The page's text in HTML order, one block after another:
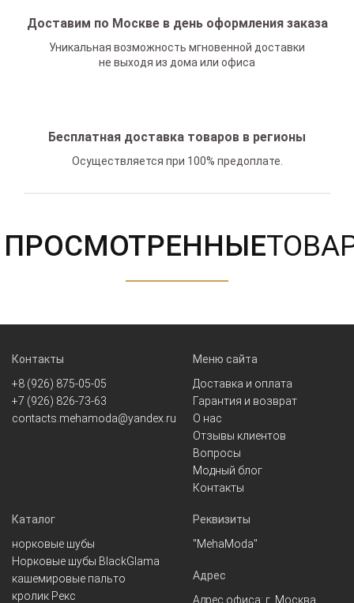
Доставим по Москве в день оформления заказа
Уникальная возможность мгновенной доставки
не выходя из дома или офиса
Бесплатная доставка товаров в регионы
Осуществляется при 100% предоплате.
ПРОСМОТРЕННЫЕ
Контакты
+8 (926) 875-05-05
+7 (926) 826-73-63
contacts.mehamoda@yandex.ru
Меню сайта
Доставка и оплата
Гарантия и возврат
О нас
Отзывы клиентов
Вопросы
Модный блог
Контакты
Каталог
норковые шубы
Норковые шубы BlackGlama
кашемировые пальто
кролик Рекс
Реквизиты
"MehaModa"
Адрес
Адрес офиса: г. Москва,